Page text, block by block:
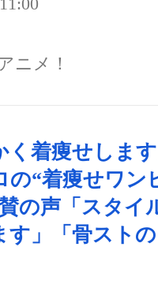
ニメ！
く着痩せします
の“着痩せワン
の声「スタイ
す」「骨ストの